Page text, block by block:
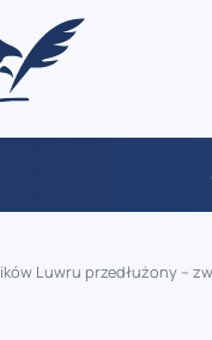
Luwru przedłużony –